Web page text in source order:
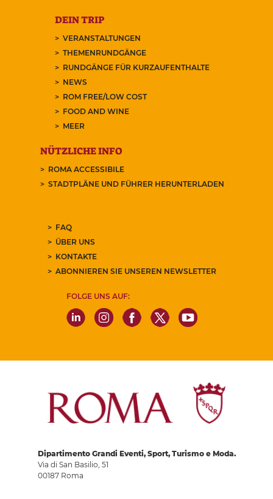
DEIN TRIP
VERANSTALTUNGEN
THEMENRUNDGÄNGE
RUNDGÄNGE FÜR KURZAUFENTHALTE
NEWS
ROM FREE/LOW COST
FOOD AND WINE
MEER
NÜTZLICHE INFO
ROMA ACCESSIBILE
STADTPLÄNE UND FÜHRER HERUNTERLADEN
FAQ
ÜBER UNS
KONTAKTE
ABONNIEREN SIE UNSEREN NEWSLETTER
FOLGE UNS AUF:
Dipartimento Grandi Eventi, Sport, Turismo e Moda.
Via di San Basilio, 51
00187 Roma